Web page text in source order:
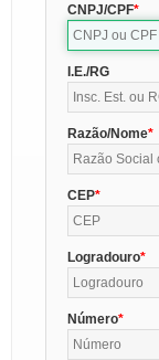
CNPJ/CPF
I.E./RG
Razão/Nome
CEP
Logradouro
Número